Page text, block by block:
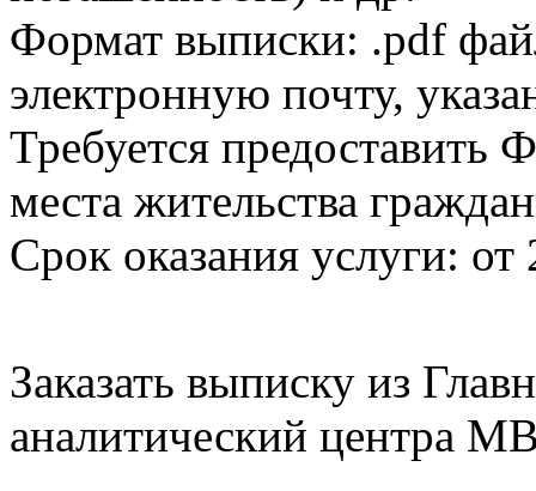
Формат выписки: .pdf
электронную почту,
Требуется
места жительства
Срок оказания услуги: от
Заказать выписку из
аналитический центра